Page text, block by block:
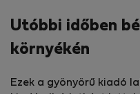
Utóbbi időben
környékén
Ezek a gyönyörű kiadó